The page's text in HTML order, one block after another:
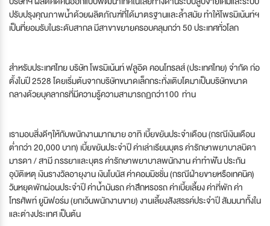
ปรับปรุงคุณภาพน้ำด้วยผลิตภัณฑ์ที่ได้มาตรฐานและล้ำสมัย ทำให้โพรมิเน้นท์ฯ
เป็นที่ยอมรับในระดับสากล มีสาขาขยายครอบคลุมกว่า 50 ประเทศทั่วโลก
สำหรับประเทศไทย บริษัท โพรมิเน้นท์ ฟลูอิด คอนโทรลส์ (ประเทศไทย) จำกัด ก่อ
ตั้งในปี 2528 โดยเริ่มต้นจากบริษัทขนาดเล็กกระทั่งเติบโตมาเป็นบริษัทขนาด
กลางด้วยบุคลากรที่มีความรู้ความสามารถฏกว่า100 ท่าน
เรามอบสิ่งดีๆให้กับพนักงานมากมาย อาทิ เบี้ยขยันประจำเดือน (กรณีเงินเดือน
ต่ำกว่า 20,000 บาท) เบี้ยขยันประจำปี ค่าเล่าเรียนบุตร ค่ารักษาพยาบาลบิดา
มารดา / สามี ภรรยาและบุตร ค่ารักษาพยาบาลพนักงาน ค่าทำฟัน ประกัน
อุบัติเหตุ เงินรางวัลอายุงาน เงินโบนัส ค่าคอมมิชชั่น (กรณีฝ่ายขายหรือเทคนิค)
วันหยุดพักผ่อนประจำปี ค่าน้ำมันรถ ค่าสึกหรอรถ ค่าเบี้ยเลี้ยง ค่าที่พัก ค่า
โทรศัพท์ ยูนิฟอร์ม (ยกเว้นพนักงานขาย) งานเลี้ยงสังสรรค์ประจำปี สัมมนาทั้งใน
และต่างประเทศ เป็นต้น